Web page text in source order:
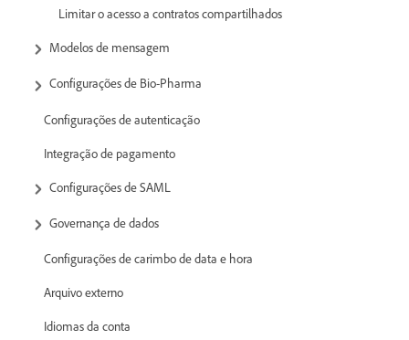
Limitar o acesso a contratos compartilhados
Modelos de mensagem
Configurações de Bio-Pharma
Configurações de autenticação
Integração de pagamento
Configurações de SAML
Governança de dados
Configurações de carimbo de data e hora
Arquivo externo
Idiomas da conta